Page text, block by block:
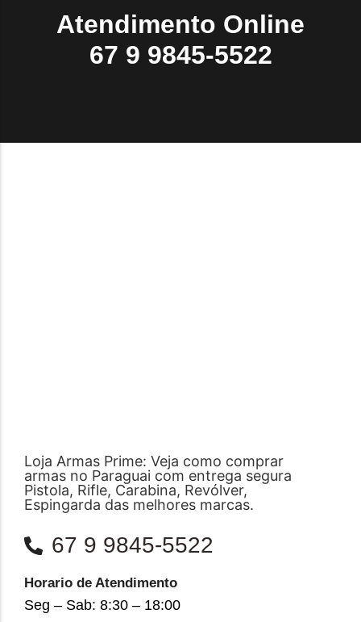
Atendimento Online
67 9 9845-5522
Loja Armas Prime: Veja como comprar
armas no Paraguai com entrega segura
Pistola, Rifle, Carabina, Revólver,
Espingarda das melhores marcas.
67 9 9845-5522
Horario de Atendimento
Seg – Sab: 8:30 – 18:00